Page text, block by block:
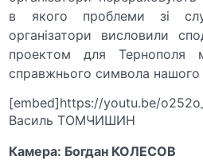
в якого проблеми зі
організатори висловили
проектом для Тернополя
справжнього символа нашого
[embed]https://youtu.be/
Василь ТОМЧИШИН
Камера: Богдан КОЛЕСОВ